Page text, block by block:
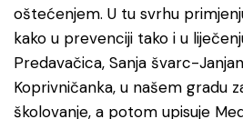
oštećenjem. U tu svrhu
kako u prevenciji tako i u
Predavačica, Sanja švarc-
Koprivničanka, u našem gradu
školovanje, a potom upisuje